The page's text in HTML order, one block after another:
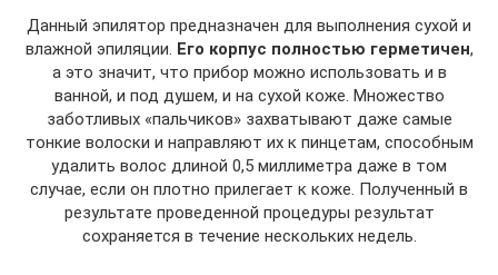
Данный эпилятор предназначен для выполнения сухой и
влажной эпиляции. Его корпус полностью герметичен,
а это значит, что прибор можно использовать и в
ванной, и под душем, и на сухой коже. Множество
заботливых «пальчиков» захватывают даже самые
тонкие волоски и направляют их к пинцетам, способным
удалить волос длиной 0,5 миллиметра даже в том
случае, если он плотно прилегает к коже. Полученный в
результате проведенной процедуры результат
сохраняется в течение нескольких недель.